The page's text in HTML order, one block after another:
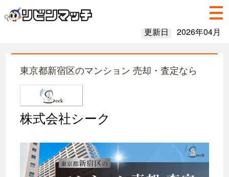
更新日 2026年04月
東京都新宿区のマンション 売却・査定なら
株式会社シーク